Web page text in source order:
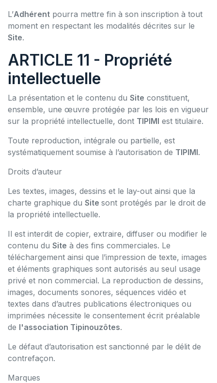
L’Adhérent pourra mettre fin à son inscription à tout
moment en respectant les modalités décrites sur le
Site.
ARTICLE 11 - Propriété
intellectuelle
La présentation et le contenu du Site constituent,
ensemble, une œuvre protégée par les lois en vigueur
sur la propriété intellectuelle, dont TIPIMI est titulaire.
Toute reproduction, intégrale ou partielle, est
systématiquement soumise à l’autorisation de TIPIMI.
Droits d’auteur
Les textes, images, dessins et le lay-out ainsi que la
charte graphique du Site sont protégés par le droit de
la propriété intellectuelle.
Il est interdit de copier, extraire, diffuser ou modifier le
contenu du Site à des fins commerciales. Le
téléchargement ainsi que l’impression de texte, images
et éléments graphiques sont autorisés au seul usage
privé et non commercial. La reproduction de dessins,
images, documents sonores, séquences vidéo et
textes dans d’autres publications électroniques ou
imprimées nécessite le consentement écrit préalable
de l'association Tipinouzôtes.
Le défaut d’autorisation est sanctionné par le délit de
contrefaçon.
Marques